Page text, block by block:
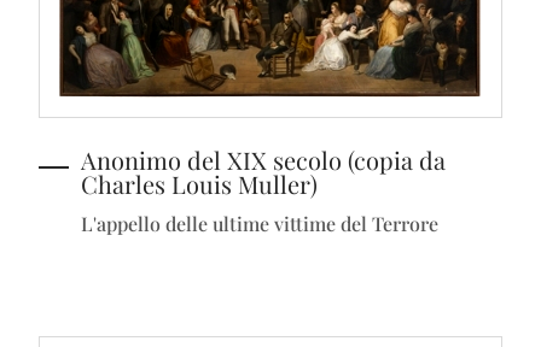
Anonimo del XIX secolo (copia da
Charles Louis Muller)
L'appello delle ultime vittime del Terrore